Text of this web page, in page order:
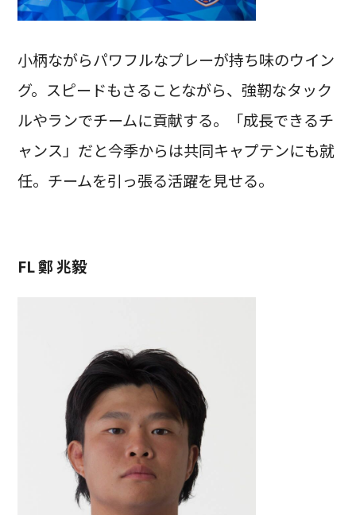
小柄ながらパワフルなプレーが持ち味のウイン
グ。スピードもさることながら、強靭なタック
ルやランでチームに貢献する。「成長できるチ
ャンス」だと今季からは共同キャプテンにも就
任。チームを引っ張る活躍を見せる。
FL 鄭 兆毅